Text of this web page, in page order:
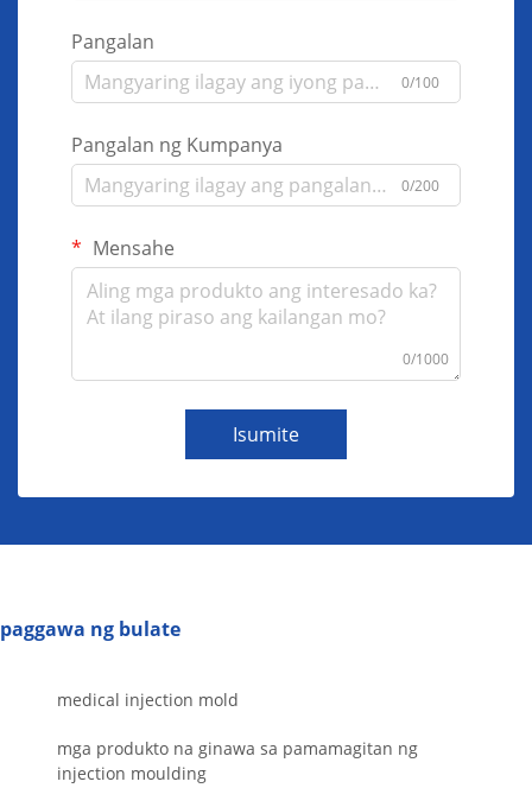
Pangalan
0/100
Pangalan ng Kumpanya
0/200
Mensahe
0/1000
Isumite
paggawa ng bulate
medical injection mold
mga produkto na ginawa sa pamamagitan ng
injection moulding